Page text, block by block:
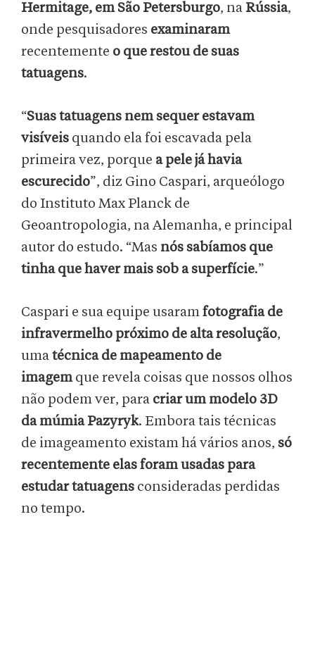
Hermitage, em São Petersburgo, na Rússia,
onde pesquisadores examinaram
recentemente o que restou de suas
tatuagens.
“Suas tatuagens nem sequer estavam
visíveis quando ela foi escavada pela
primeira vez, porque a pele já havia
escurecido”, diz Gino Caspari, arqueólogo
do Instituto Max Planck de
Geoantropologia, na Alemanha, e principal
autor do estudo. “Mas nós sabíamos que
tinha que haver mais sob a superfície.”
Caspari e sua equipe usaramfotografia de
infravermelho próximo de alta resolução,
umatécnica de mapeamento de
imagemque revela coisas que nossos olhos
não podem ver, para criar um modelo 3D
da múmia Pazyryk. Embora tais técnicas
de imageamento existam há vários anos, só
recentemente elas foram usadas para
estudar tatuagens consideradas perdidas
no tempo.